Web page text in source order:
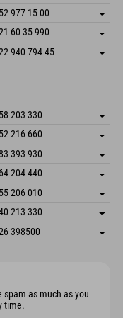
address
info
977 15 00
address
60 35 990
address
info
940 794 45
203 330
address
216 660
address
info
393 930
address
204 440
address
info
206 010
address
213 330
address
info
398500
spam as much as you
time.